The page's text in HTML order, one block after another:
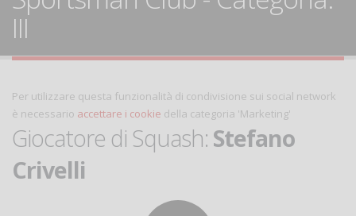
III
Per utilizzare questa funzionalità di condivisione sui social network
è necessario accettare i cookie della categoria 'Marketing'
Giocatore di Squash: Stefano
Crivelli